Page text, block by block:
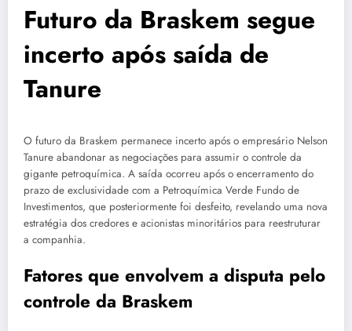
Futuro da Braskem segue
incerto após saída de
Tanure
O futuro da Braskem permanece incerto após o empresário Nelson
Tanure abandonar as negociações para assumir o controle da
gigante petroquímica. A saída ocorreu após o encerramento do
prazo de exclusividade com a Petroquímica Verde Fundo de
Investimentos, que posteriormente foi desfeito, revelando uma nova
estratégia dos credores e acionistas minoritários para reestruturar
a companhia.
Fatores que envolvem a disputa pelo
controle da Braskem